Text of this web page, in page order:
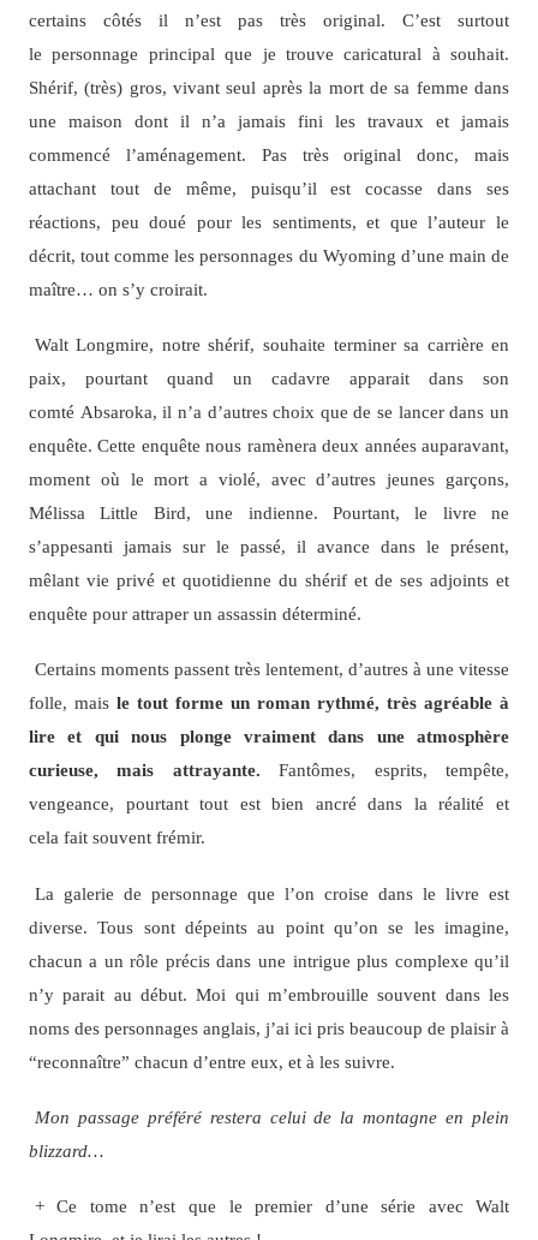
certains côtés il n’est pas très original. C’est surtout
le personnage principal que je trouve caricatural à souhait.
Shérif, (très) gros, vivant seul après la mort de sa femme dans
une maison dont il n’a jamais fini les travaux et jamais
commencé l’aménagement. Pas très original donc, mais
attachant tout de même, puisqu’il est cocasse dans ses
réactions, peu doué pour les sentiments, et que l’auteur le
décrit, tout comme les personnages du Wyoming d’une main de
maître… on s’y croirait.
Walt Longmire, notre shérif, souhaite terminer sa carrière en
paix, pourtant quand un cadavre apparait dans son
comté Absaroka, il n’a d’autres choix que de se lancer dans un
enquête. Cette enquête nous ramènera deux années auparavant,
moment où le mort a violé, avec d’autres jeunes garçons,
Mélissa Little Bird, une indienne. Pourtant, le livre ne
s’appesanti jamais sur le passé, il avance dans le présent,
mêlant vie privé et quotidienne du shérif et de ses adjoints et
enquête pour attraper un assassin déterminé.
Certains moments passent très lentement, d’autres à une vitesse
folle, mais le tout forme un roman rythmé, très agréable à
lire et qui nous plonge vraiment dans une atmosphère
curieuse, mais attrayante. Fantômes, esprits, tempête,
vengeance, pourtant tout est bien ancré dans la réalité et
cela fait souvent frémir.
La galerie de personnage que l’on croise dans le livre est
diverse. Tous sont dépeints au point qu’on se les imagine,
chacun a un rôle précis dans une intrigue plus complexe qu’il
n’y parait au début. Moi qui m’embrouille souvent dans les
noms des personnages anglais, j’ai ici pris beaucoup de plaisir à
“reconnaître” chacun d’entre eux, et à les suivre.
Mon passage préféré restera celui de la montagne en plein
blizzard…
+ Ce tome n’est que le premier d’une série avec Walt